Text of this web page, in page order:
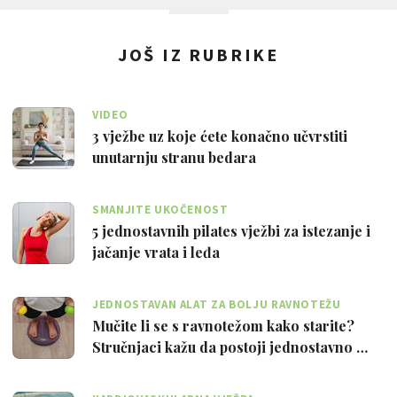
JOŠ IZ RUBRIKE
VIDEO
3 vježbe uz koje ćete konačno učvrstiti
unutarnju stranu bedara
SMANJITE UKOČENOST
5 jednostavnih pilates vježbi za istezanje i
jačanje vrata i leđa
JEDNOSTAVAN ALAT ZA BOLJU RAVNOTEŽU
Mučite li se s ravnotežom kako starite?
Stručnjaci kažu da postoji jednostavno …